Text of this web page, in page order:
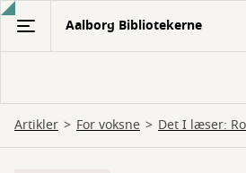
Gå
hovedindhold
Aalborg Bibliotekerne
Artikler For voksne Det I læser: